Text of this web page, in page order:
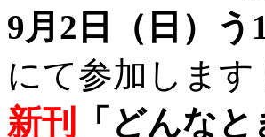
9月2日（日）う
にて参加します
新刊
「どんな